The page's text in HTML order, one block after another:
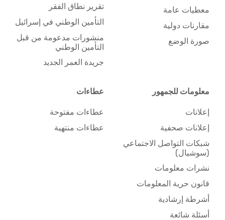
معطيات عامة
مقارنات دولية
صورة الوضع
تقرير نطاق الفقر
التأمين الوطني في إسرائيل
منشورات مدعومة من قبل
التأمين الوطني
جريدة العمر الجديد
معلومات للجمهور
إعلانات
إعلانات صحفية
شبكات التواصل الاجتماعي
(سوشيال)
نشرات معلومات
قانون حرية المعلومات
أشرطة إرشادية
أسئلة شائعة
عطاءات
عطاءات مفتوحة
عطاءات منتهية